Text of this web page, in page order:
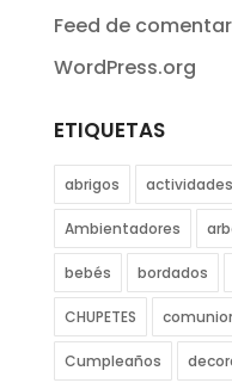
Feed de
WordPress.org
ETIQUETAS
abrigos actividades
Ambientadores
bebés bordados
CHUPETES
Cumpleaños